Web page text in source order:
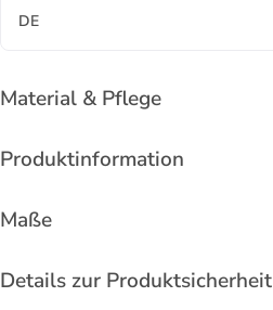
DE
Material & Pflege
Produktinformation
Maße
Details zur Produktsicherheit